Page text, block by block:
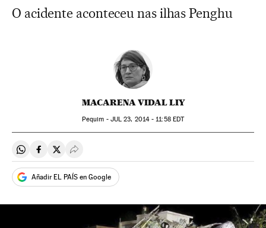
O acidente aconteceu nas ilhas Penghu
MACARENA VIDAL LIY
Pequim - JUL 23, 2014 - 11:58EDT
Compartir en Whatsapp
Compartir en Facebook
Compartir en Twitter
Desplegar Redes Sociales
Añadir EL PAÍS en Google